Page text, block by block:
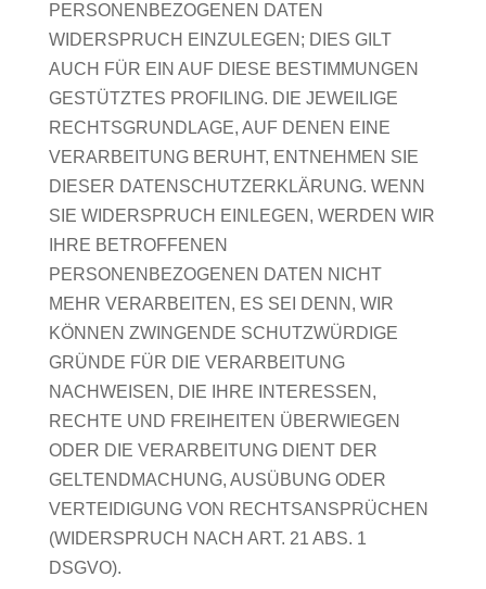
PERSONENBEZOGENEN DATEN
WIDERSPRUCH EINZULEGEN; DIES GILT
AUCH FÜR EIN AUF DIESE BESTIMMUNGEN
GESTÜTZTES PROFILING. DIE JEWEILIGE
RECHTSGRUNDLAGE, AUF DENEN EINE
VERARBEITUNG BERUHT, ENTNEHMEN SIE
DIESER DATENSCHUTZERKLÄRUNG. WENN
SIE WIDERSPRUCH EINLEGEN, WERDEN WIR
IHRE BETROFFENEN
PERSONENBEZOGENEN DATEN NICHT
MEHR VERARBEITEN, ES SEI DENN, WIR
KÖNNEN ZWINGENDE SCHUTZWÜRDIGE
GRÜNDE FÜR DIE VERARBEITUNG
NACHWEISEN, DIE IHRE INTERESSEN,
RECHTE UND FREIHEITEN ÜBERWIEGEN
ODER DIE VERARBEITUNG DIENT DER
GELTENDMACHUNG, AUSÜBUNG ODER
VERTEIDIGUNG VON RECHTSANSPRÜCHEN
(WIDERSPRUCH NACH ART. 21 ABS. 1
DSGVO).